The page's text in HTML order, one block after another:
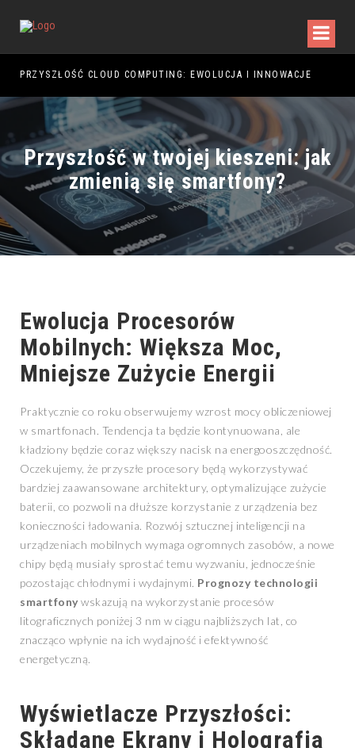
PRZYSZŁOŚĆ CLOUD COMPUTING: EWOLUCJA I INNOWACJE
Przyszłość w twojej kieszeni: jak
zmienią się smartfony?
Ewolucja Procesorów
Mobilnych: Większa Moc,
Mniejsze Zużycie Energii
Praktycznie co roku obserwujemy wzrost mocy obliczeniowej
w smartfonach. Tendencja ta będzie kontynuowana, ale
kładziony będzie coraz większy nacisk na energooszczędność.
Oczekujemy, że przyszłe procesory będą wykorzystywać
bardziej zaawansowane architektury, optymalizujące zużycie
baterii, co pozwoli na dłuższe korzystanie z urządzenia bez
konieczności ładowania. Rozwój sztucznej inteligencji na
urządzeniach mobilnych wymaga ogromnych zasobów, a nowe
chipy będą musiały sprostać temu wyzwaniu, jednocześnie
pozostając chłodnymi i wydajnymi. Prognozy technologii
smartfony wskazują na wykorzystanie procesów
litograficznych poniżej 3 nm w ciągu najbliższych lat, co
znacząco wpłynie na ich wydajność i efektywność
energetyczną.
Wyświetlacze Przyszłości:
Składane Ekrany i Holografia